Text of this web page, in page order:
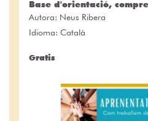
Base d'orientació,
Autora: Neus Ribera
Idioma: Català
Gratis